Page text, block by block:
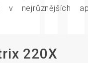
nejrůznějších
220X